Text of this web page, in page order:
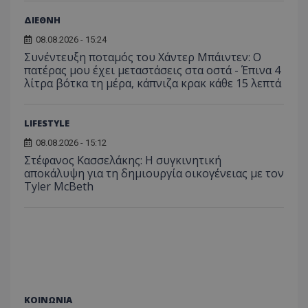
ΔΙΕΘΝΗ
08.08.2026 - 15:24
Συνέντευξη ποταμός του Χάντερ Μπάιντεν: Ο
πατέρας μου έχει μεταστάσεις στα οστά - Έπινα 4
λίτρα βότκα τη μέρα, κάπνιζα κρακ κάθε 15 λεπτά
LIFESTYLE
08.08.2026 - 15:12
Στέφανος Κασσελάκης: Η συγκινητική
αποκάλυψη για τη δηµιουργία οικογένειας με τον
Tyler McBeth
ΚΟΙΝΩΝΙΑ